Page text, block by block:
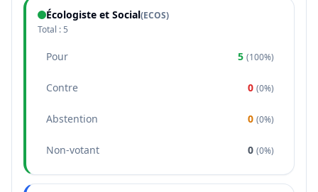
Écologiste et Social(ECOS)
Total : 5
Pour 5 (100%)
Contre 0 (0%)
Abstention 0 (0%)
Non-votant 0 (0%)